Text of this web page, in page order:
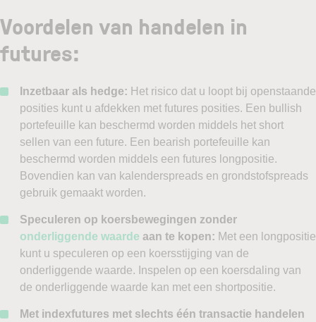
Voordelen van handelen in
futures:
Inzetbaar als hedge: Het risico dat u loopt bij openstaande
posities kunt u afdekken met futures posities. Een bullish
portefeuille kan beschermd worden middels het short
sellen van een future. Een bearish portefeuille kan
beschermd worden middels een futures longpositie.
Bovendien kan van kalenderspreads en grondstofspreads
gebruik gemaakt worden.
Speculeren op koersbewegingen zonder
onderliggende waarde aan te kopen: Met een longpositie
kunt u speculeren op een koersstijging van de
onderliggende waarde. Inspelen op een koersdaling van
de onderliggende waarde kan met een shortpositie.
Met indexfutures met slechts één transactie handelen